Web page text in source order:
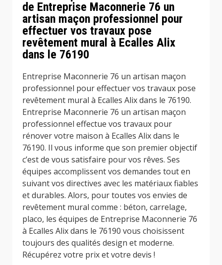
de Entreprise Maconnerie 76 un
artisan maçon professionnel pour
effectuer vos travaux pose
revêtement mural à Ecalles Alix
dans le 76190
Entreprise Maconnerie 76 un artisan maçon
professionnel pour effectuer vos travaux pose
revêtement mural à Ecalles Alix dans le 76190.
Entreprise Maconnerie 76 un artisan maçon
professionnel effectue vos travaux pour
rénover votre maison à Ecalles Alix dans le
76190. Il vous informe que son premier objectif
c’est de vous satisfaire pour vos rêves. Ses
équipes accomplissent vos demandes tout en
suivant vos directives avec les matériaux fiables
et durables. Alors, pour toutes vos envies de
revêtement mural comme : béton, carrelage,
placo, les équipes de Entreprise Maconnerie 76
à Ecalles Alix dans le 76190 vous choisissent
toujours des qualités design et moderne.
Récupérez votre prix et votre devis !